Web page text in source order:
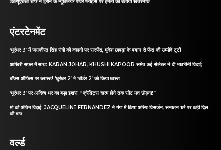
डब्ल्यूएचओ चीफ ने ईरान के न्यूक्लियर पावर प्लांट्स पर हमलों को बताया खतरनाक
एंटरटेनमेंट
‘धुरंधर 3’ में जसकीरत सिंह रांगी की कहानी पर सस्पेंस, मुकेश छाबड़ा के बयान से फैंस की उम्मीदें टूटीं
आखिरी सफर में साथ: KARAN JOHAR, KHUSHI KAPOOR समेत कई सेलेब्स ने दी भावभीनी विदाई
बॉक्स ऑफिस पर ब्लास्ट! ‘धुरंधर 2’ ने ‘बॉर्डर 2’ को किया ध्वस्त
‘धुरंधर 3’ पर आदित्य धर का बड़ा इशारा: “क्रेडिट्स खत्म होने तक सीट मत छोड़ना!”
मां को अंतिम विदाई: JACQUELINE FERNANDEZ ने गंगा में किया अस्थि विसर्जन, सनातन धर्म पर कही दिल
की बात
वर्ल्ड